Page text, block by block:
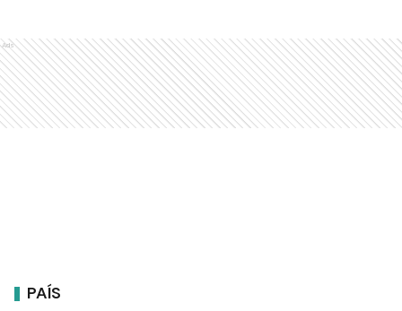
Ads
PAÍS